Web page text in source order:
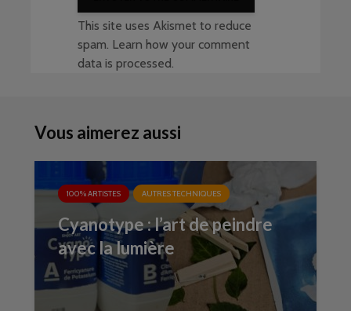
This site uses Akismet to reduce
spam. Learn how your comment
data is processed.
Vous aimerez aussi
100% ARTISTES AUTRES TECHNIQUES
Cyanotype : l’art de peindre
avec la lumière